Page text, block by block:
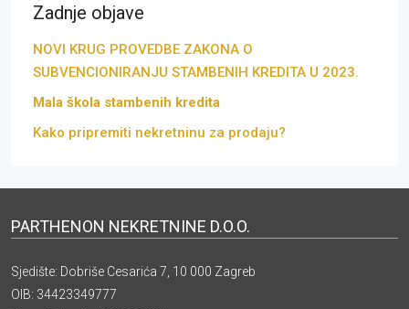
Zadnje objave
NOVI KRUG PROVEDBE ZAKONA O
SUBVENCIONIRANJU STAMBENIH KREDITA U 2023.
Mala škola stambenih kredita
Kako pripremiti nekretninu za prodaju?
PARTHENON NEKRETNINE D.O.O.
Sjedište: Dobriše Cesarića 7, 10 000 Zagreb
OIB: 34423349777